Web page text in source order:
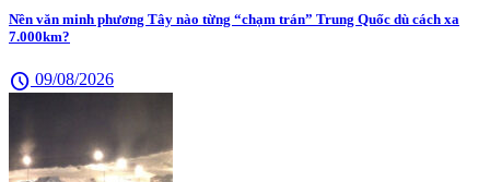
Nền văn minh phương Tây nào từng “chạm trán” Trung Quốc dù cách xa
7.000km?
schedule 09/08/2026